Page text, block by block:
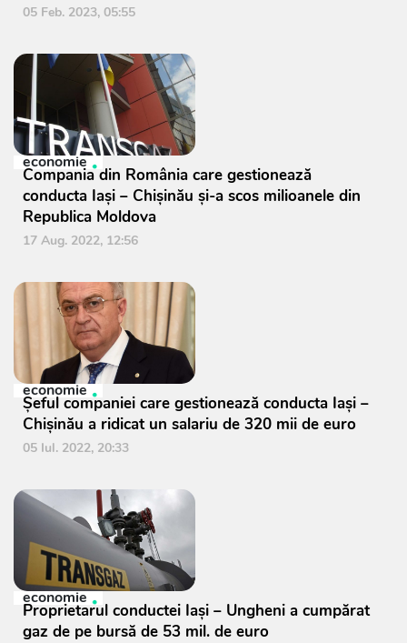
05 Feb. 2023, 05:55
economie
Compania din România care gestionează
conducta Iași – Chișinău și-a scos milioanele din
Republica Moldova
17 Aug. 2022, 12:56
economie
Șeful companiei care gestionează conducta Iași –
Chișinău a ridicat un salariu de 320 mii de euro
05 Iul. 2022, 20:33
economie
Proprietarul conductei Iași – Ungheni a cumpărat
gaz de pe bursă de 53 mil. de euro